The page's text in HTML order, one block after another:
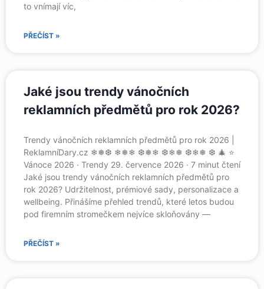
to vnímají víc,
PŘEČÍST »
Jaké jsou trendy vánočních
reklamních předmětů pro rok 2026?
Trendy vánočních reklamních předmětů pro rok 2026 |
ReklamníDary.cz ❄❅❆ ❄❅❄ ❆❅❄ ❆❄❅ ❆❄❅ ❆ 🎄 ⭐
Vánoce 2026 · Trendy 29. července 2026 · 7 minut čtení
Jaké jsou trendy vánočních reklamních předmětů pro
rok 2026? Udržitelnost, prémiové sady, personalizace a
wellbeing. Přinášíme přehled trendů, které letos budou
pod firemním stromečkem nejvíce skloňovány —
PŘEČÍST »